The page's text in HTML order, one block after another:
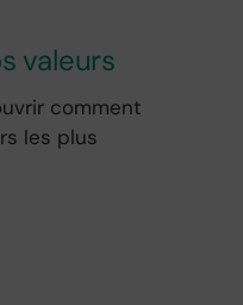
valeurs
comment
les plus